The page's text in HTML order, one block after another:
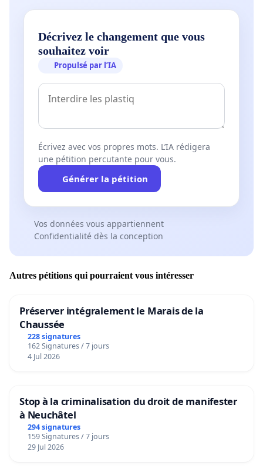
Décrivez le changement que vous
souhaitez voir
Propulsé par l’IA
Écrivez avec vos propres mots. L’IA rédigera
une pétition percutante pour vous.
Générer la pétition
Vos données vous appartiennent
Confidentialité dès la conception
Autres pétitions qui pourraient vous intéresser
Préserver intégralement le Marais de la
Chaussée
228 signatures
162 Signatures / 7 jours
4 Jul 2026
Stop à la criminalisation du droit de manifester
à Neuchâtel
294 signatures
159 Signatures / 7 jours
29 Jul 2026